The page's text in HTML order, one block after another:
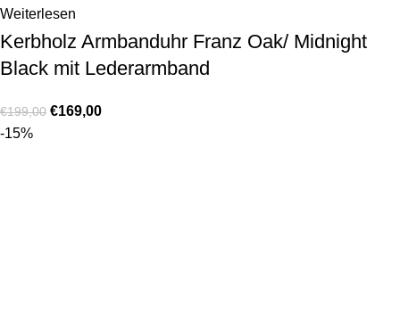
Weiterlesen
Kerbholz Armbanduhr Franz Oak/ Midnight
Black mit Lederarmband
€199,00 €169,00
-15%